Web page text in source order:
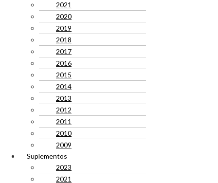
2021
2020
2019
2018
2017
2016
2015
2014
2013
2012
2011
2010
2009
Suplementos
2023
2021